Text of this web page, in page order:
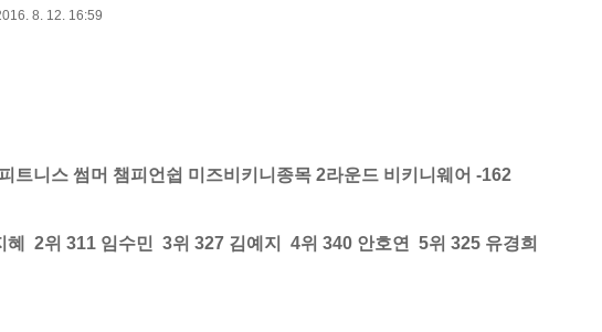
8. 12. 16:59
트니스 썸머 챔피언쉽 미즈비키니종목 2라운드 비키니웨어 -162
혜 2위 311 임수민 3위 327 김예지 4위 340 안호연 5위 325 유경희